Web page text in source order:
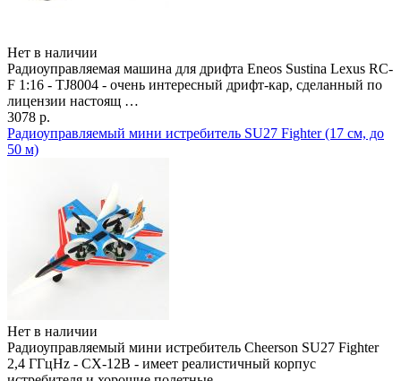
Нет в наличии
Радиоуправляемая машина для дрифта Eneos Sustina Lexus RC-
F 1:16 - TJ8004 - очень интересный дрифт-кар, сделанный по
лицензии настоящ …
3078 р.
Радиоуправляемый мини истребитель SU27 Fighter (17 см, до
50 м)
Нет в наличии
Радиоуправляемый мини истребитель Cheerson SU27 Fighter
2,4 ГГцHz - CX-12B - имеет реалистичный корпус